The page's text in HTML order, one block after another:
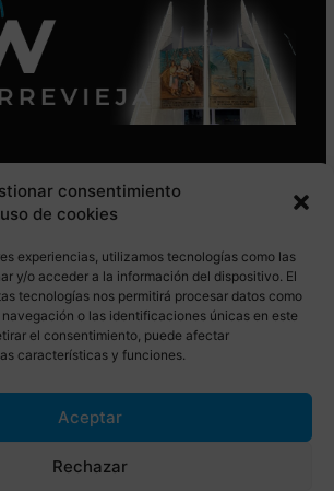
consentimiento
de cookies
experiencias, utilizamos tecnologías como las
y/o acceder a la información del dispositivo. El
tecnologías nos permitirá procesar datos como
o las identificaciones únicas en este
el consentimiento, puede afectar
características y funciones.
Aceptar
Rechazar
EN REDES SOCIALES
por